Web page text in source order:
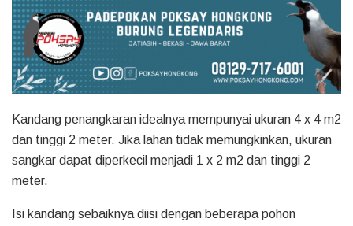
Kandang penangkaran idealnya mempunyai ukuran 4 x 4 m2
dan tinggi 2 meter. Jika lahan tidak memungkinkan, ukuran
sangkar dapat diperkecil menjadi 1 x 2 m2 dan tinggi 2
meter.
Isi kandang sebaiknya diisi dengan beberapa pohon